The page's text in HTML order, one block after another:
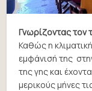
Γνωρίζοντας
Καθώς η
εμφάνισή της
της γης και
μερικούς μήνες